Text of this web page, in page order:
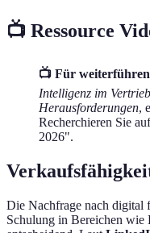
📺 Ressource
📺 Für
Intelligenz im
Herausforderungen,
Recherchieren Sie
2026".
Die Nachfrage nach digital
Schulung in Bereichen wie